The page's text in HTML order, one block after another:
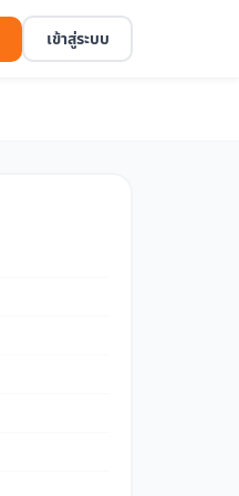
เข้าสู่ระบบ